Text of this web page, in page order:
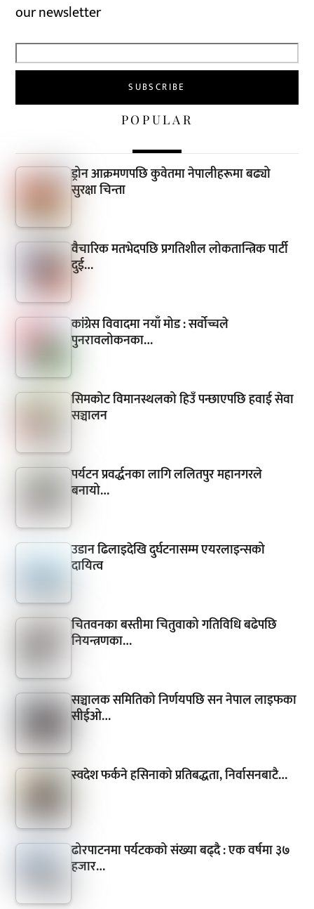
our newsletter
POPULAR
ड्रोन आक्रमणपछि कुवेतमा नेपालीहरूमा बढ्यो
सुरक्षा चिन्ता
वैचारिक मतभेदपछि प्रगतिशील लोकतान्त्रिक पार्टी
दुई…
कांग्रेस विवादमा नयाँ मोड : सर्वोच्चले
पुनरावलोकनका…
सिमकोट विमानस्थलको हिउँ पन्छाएपछि हवाई सेवा
सञ्चालन
पर्यटन प्रवर्द्धनका लागि ललितपुर महानगरले
बनायो…
उडान ढिलाइदेखि दुर्घटनासम्म एयरलाइन्सको
दायित्व
चितवनका बस्तीमा चितुवाको गतिविधि बढेपछि
नियन्त्रणका…
सञ्चालक समितिको निर्णयपछि सन नेपाल लाइफका
सीईओ…
स्वदेश फर्कने हसिनाको प्रतिबद्धता, निर्वासनबाटै…
ढोरपाटनमा पर्यटकको संख्या बढ्दै : एक वर्षमा ३७
हजार…